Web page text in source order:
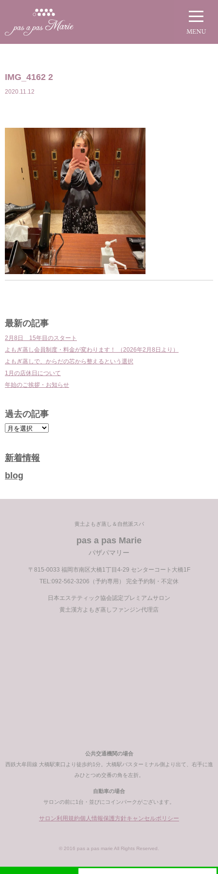
IMG_4162 2
2020.11.12
最新の記事
2月8日 15年目のスタート
よもぎ蒸し会員制度・料金が変わります！ （2026年2月8日より）
よもぎ蒸しで、からだの芯から整えるという選択
1月の店休日について
年始のご挨拶・お知らせ
過去の記事
過
記
事
新着情報
blog
黄土よもぎ蒸し＆自然派スパ
pas a pas Marie
パザパマリー
〒815-0033 福岡市南区大橋1丁目4-29 センターコート大橋1F
TEL:092-562-3206（予約専用） 完全予約制・不定休
日本エステティック協会認定プレミアムサロン
黄土漢方よもぎ蒸しファンジン代理店
公共交通機関の場合
西鉄大牟田線 大橋駅東口より徒歩約1分。大橋駅バスターミナル側より出て、右手に進
みひとつめ交番の角を左折。
自動車の場合
サロンの前に1台・並びにコインパークがございます。
サロン利用規約個人情報保護方針キャンセルポリシー
© 2016 pas a pas marie All Rights Reserved.